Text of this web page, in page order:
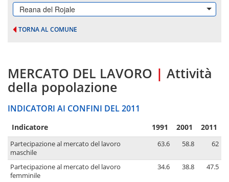
Reana del Rojale
TORNA AL COMUNE
MERCATO DEL LAVORO | Attività
della popolazione
INDICATORI AI CONFINI DEL 2011
Indicatore 1991 2001 2011
Partecipazione al mercato del lavoro
maschile
63.6 58.8 62
Partecipazione al mercato del lavoro
femminile
34.6 38.8 47.5